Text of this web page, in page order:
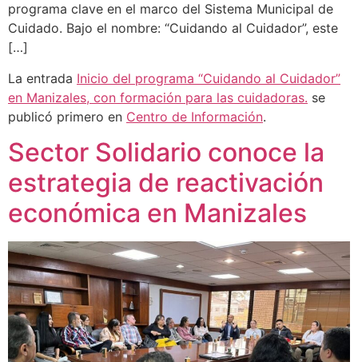
programa clave en el marco del Sistema Municipal de
Cuidado. Bajo el nombre: “Cuidando al Cuidador”, este
[…]
La entrada Inicio del programa “Cuidando al Cuidador”
en Manizales, con formación para las cuidadoras. se
publicó primero en Centro de Información.
Sector Solidario conoce la
estrategia de reactivación
económica en Manizales